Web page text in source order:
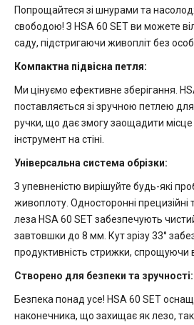
Попрощайтеся зі шнурами та
свободою! З HSA 60 SET ви можете
саду, підстригаючи живопліт без
Компактна підвісна петля:
Ми цінуємо ефективне зберігання.
поставляється зі зручною петлею для
ручки, що дає змогу заощадити місце
інструмент на стіні.
Універсальна система обрізки:
З упевненістю вирішуйте будь-які
живоплоту. Односторонні прецизійні
леза HSA 60 SET забезпечують чистий
завтовшки до 8 мм. Кут зрізу 33°
продуктивність стрижки, спрощуючи
Створено для безпеки та зручності:
Безпека понад усе! HSA 60 SET
наконечника, що захищає як лезо,